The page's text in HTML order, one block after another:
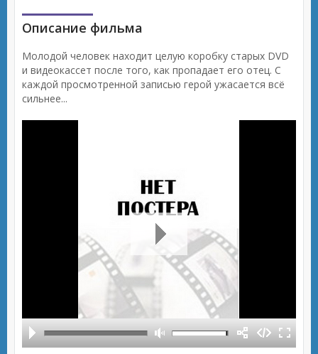
Описание фильма
Молодой человек находит целую коробку старых DVD
и видеокассет после того, как пропадает его отец. С
каждой просмотренной записью герой ужасается всё
сильнее...